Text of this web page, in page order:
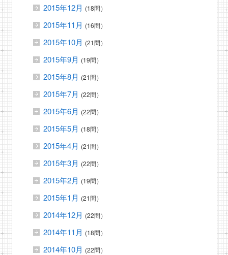
2015年12月 (18問）
2015年11月 (16問）
2015年10月 (21問）
2015年9月 (19問）
2015年8月 (21問）
2015年7月 (22問）
2015年6月 (22問）
2015年5月 (18問）
2015年4月 (21問）
2015年3月 (22問）
2015年2月 (19問）
2015年1月 (21問）
2014年12月 (22問）
2014年11月 (18問）
2014年10月 (22問）